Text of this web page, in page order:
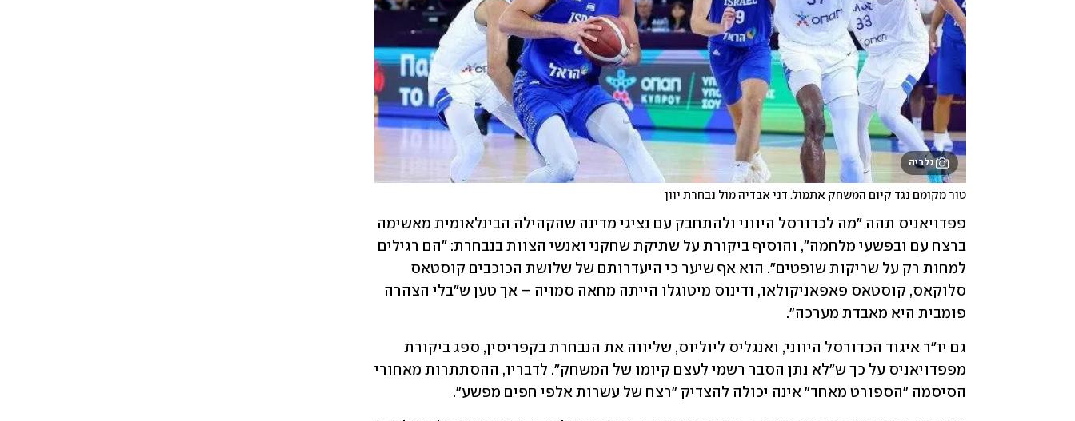
גלריה
טור מקומם נגד קיום המשחק אתמול. דני אבדיה מול נבחרת יוון
פומבית היא מאבדת מערכה".
הסיסמה "הספורט מאחד" אינה יכולה להצדיק "רצח של עשרות אלפי חפים מפשע".